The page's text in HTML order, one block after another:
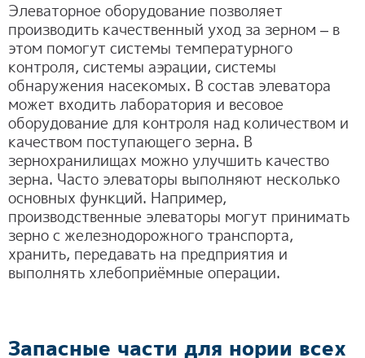
Элеваторное оборудование позволяет
производить качественный уход за зерном – в
этом помогут системы температурного
контроля, системы аэрации, системы
обнаружения насекомых. В состав элеватора
может входить лаборатория и весовое
оборудование для контроля над количеством и
качеством поступающего зерна. В
зернохранилищах можно улучшить качество
зерна. Часто элеваторы выполняют несколько
основных функций. Например,
производственные элеваторы могут принимать
зерно с железнодорожного транспорта,
хранить, передавать на предприятия и
выполнять хлебоприёмные операции.
Запасные части для нории всех